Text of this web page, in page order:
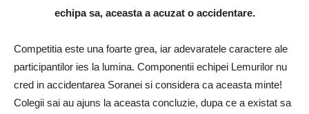
echipa sa, aceasta a acuzat o accidentare.
Competitia este una foarte grea, iar adevaratele caractere ale
participantilor ies la lumina. Componentii echipei Lemurilor nu
cred in accidentarea Soranei si considera ca aceasta minte!
Colegii sai au ajuns la aceasta concluzie, dupa ce a existat sa